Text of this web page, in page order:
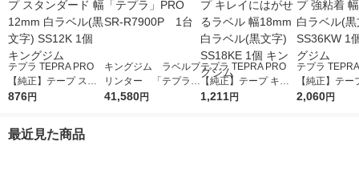
テプラ TEPRA PRO
【純正】テープ スタ
ンダード 幅12mm 白
876円
キングジム ラベルプ
リンター 「テプラ」
PRO SR-R7900P
41,580円
テプラ TEPRA PRO
【純正】テープ キレ
イにはがせるラベル
1,211円
テプラ
【純正】テー
着 幅36mm
2,060円
最近見た商品